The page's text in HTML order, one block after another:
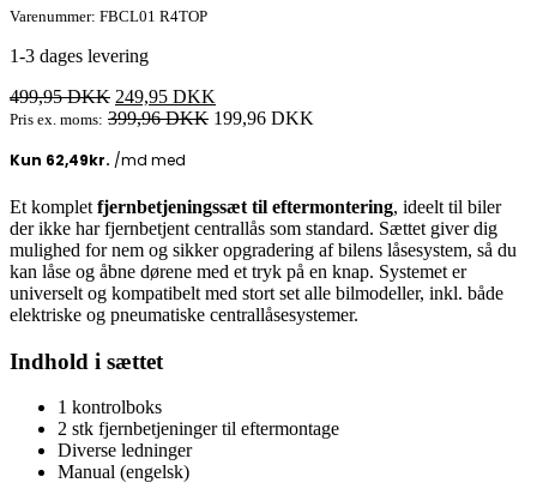
Varenummer: FBCL01 R4TOP
1-3 dages levering
499,95DKK Den
oprindelige
var:
249,95 DKK
aktuelle
Pris ex. moms: 399,96DKK 199,96 DKK
Et komplet fjernbetjeningssæt til eftermontering, ideelt til biler
der ikke har fjernbetjent centrallås som standard. Sættet giver dig
mulighed for nem og sikker opgradering af bilens låsesystem, så du
kan låse og åbne dørene med et tryk på en knap. Systemet er
universelt og kompatibelt med stort set alle bilmodeller, inkl. både
elektriske og pneumatiske centrallåsesystemer.
Indhold i sættet
1 kontrolboks
2 stk fjernbetjeninger til eftermontage
Diverse ledninger
Manual (engelsk)